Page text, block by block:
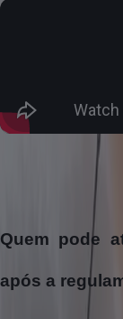
Quem pode
após a